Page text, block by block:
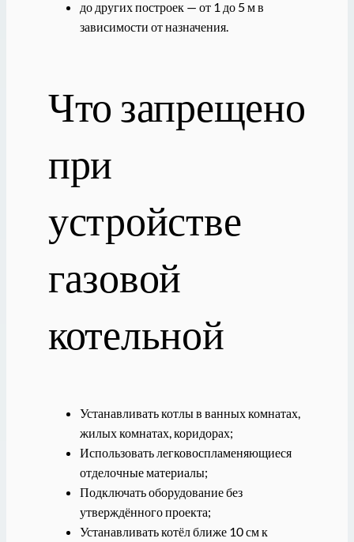
до других построек — от 1 до 5 м в
зависимости от назначения.
Что запрещено
при
устройстве
газовой
котельной
Устанавливать котлы в ванных комнатах,
жилых комнатах, коридорах;
Использовать легковоспламеняющиеся
отделочные материалы;
Подключать оборудование без
утверждённого проекта;
Устанавливать котёл ближе 10 см к